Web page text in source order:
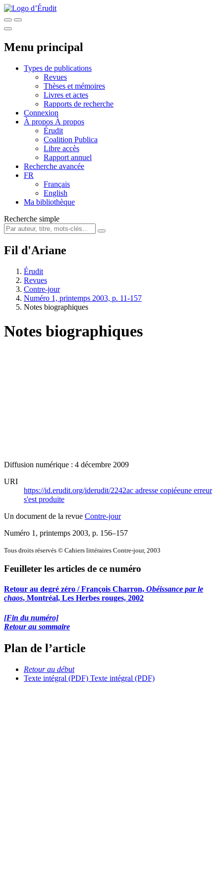
Menu principal
Types de publications
Revues
Thèses et mémoires
Livres et actes
Rapports de recherche
Connexion
À propos À propos
Érudit
Coalition Publica
Libre accès
Rapport annuel
Recherche avancée
FR
Français
English
Ma bibliothèque
Recherche simple
Fil d'Ariane
Érudit
Revues
Contre-jour
Numéro 1, printemps 2003, p. 11-157
Notes biographiques
Notes biographiques
Diffusion numérique : 4 décembre 2009
URI
https://id.erudit.org/iderudit/2242ac adresse copiéeune erreur
s'est produite
Un document de la revue Contre-jour
Numéro 1, printemps 2003, p. 156–157
Tous droits réservés © Cahiers littéraires Contre-jour, 2003
Feuilleter les articles de ce numéro
Retour au degré zéro / François Charron, Obéissance par le
chaos, Montréal, Les Herbes rouges, 2002
[Fin du numéro]
Retour au sommaire
Plan de l’article
Retour au début
Texte intégral (PDF) Texte intégral (PDF)